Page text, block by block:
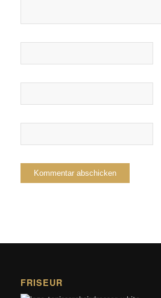
FRISEUR